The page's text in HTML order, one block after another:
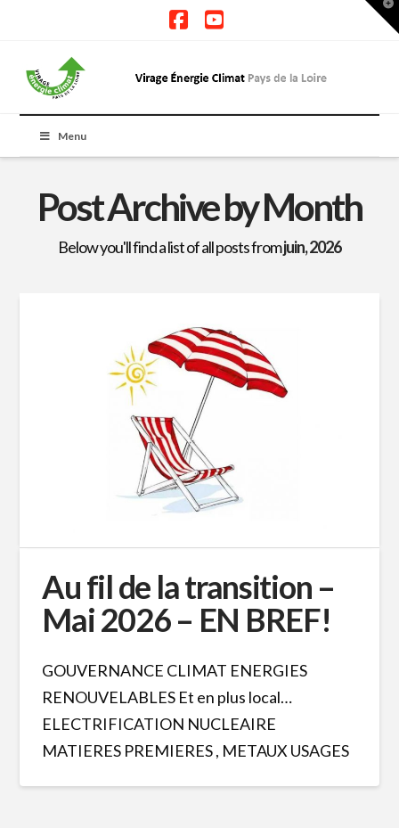
Menu
Post Archive by Month
Below you'll find a list of all posts fromjuin, 2026
Au fil de la transition –
Mai 2026 – EN BREF!
GOUVERNANCE CLIMAT ENERGIES
RENOUVELABLES Et en plus local…
ELECTRIFICATION NUCLEAIRE
MATIERES PREMIERES , METAUX USAGES